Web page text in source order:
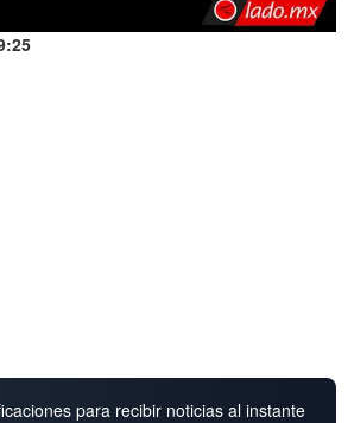
para recibir noticias al instante